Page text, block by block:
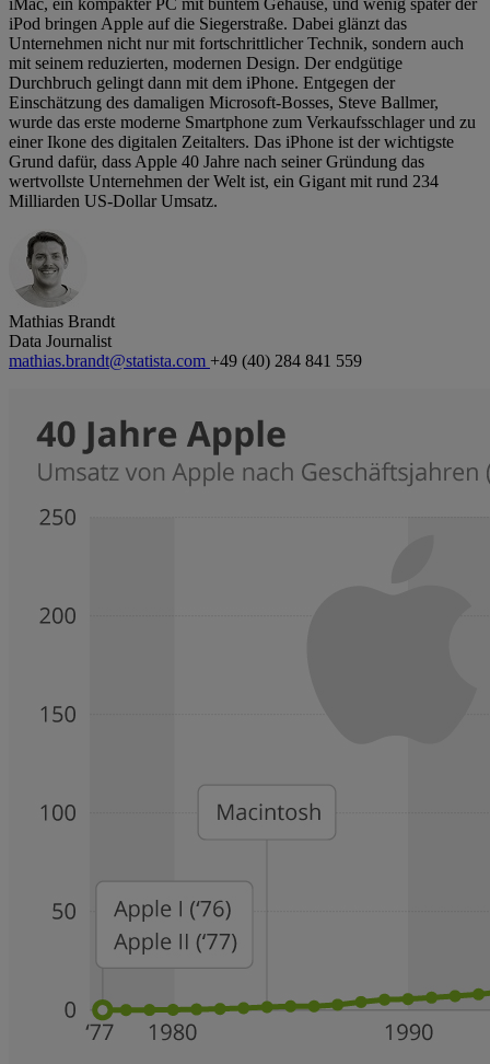
iMac, ein kompakter PC mit buntem Gehäuse, und wenig später der
iPod bringen Apple auf die Siegerstraße. Dabei glänzt das
Unternehmen nicht nur mit fortschrittlicher Technik, sondern auch
mit seinem reduzierten, modernen Design. Der endgütige
Durchbruch gelingt dann mit dem iPhone. Entgegen der
Einschätzung des damaligen Microsoft-Bosses, Steve Ballmer,
wurde das erste moderne Smartphone zum Verkaufsschlager und zu
einer Ikone des digitalen Zeitalters. Das iPhone ist der wichtigste
Grund dafür, dass Apple 40 Jahre nach seiner Gründung das
wertvollste Unternehmen der Welt ist, ein Gigant mit rund 234
Milliarden US-Dollar Umsatz.
Mathias Brandt
Data Journalist
mathias.brandt@statista.com +49 (40) 284 841 559